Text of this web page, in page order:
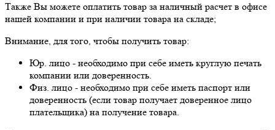
Также Вы можете оплатить товар за наличный расчет в офисе
нашей компании и при наличии товара на складе;
Внимание, для того, чтобы получить товар:
Юр. лицо - необходимо при себе иметь круглую печать
компании или доверенность.
Физ. лицо - необходимо при себе иметь паспорт или
доверенность (если товар получает доверенное лицо
плательщика) на получение товара.